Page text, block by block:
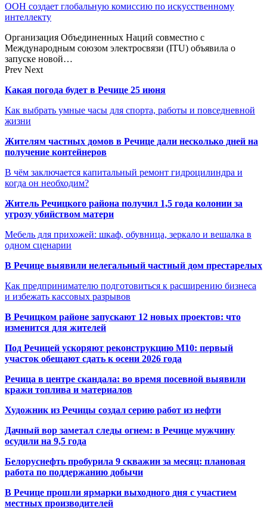
ООН создает глобальную комиссию по искусственному
интеллекту
Организация Объединенных Наций совместно с
Международным союзом электросвязи (ITU) объявила о
запуске новой…
Prev Next
Какая погода будет в Речице 25 июня
Как выбрать умные часы для спорта, работы и повседневной
жизни
Жителям частных домов в Речице дали несколько дней на
получение контейнеров
В чём заключается капитальный ремонт гидроцилиндра и
когда он необходим?
Житель Речицкого района получил 1,5 года колонии за
угрозу убийством матери
Мебель для прихожей: шкаф, обувница, зеркало и вешалка в
одном сценарии
В Речице выявили нелегальный частный дом престарелых
Как предпринимателю подготовиться к расширению бизнеса
и избежать кассовых разрывов
В Речицком районе запускают 12 новых проектов: что
изменится для жителей
Под Речицей ускоряют реконструкцию М10: первый
участок обещают сдать к осени 2026 года
Речица в центре скандала: во время посевной выявили
кражи топлива и материалов
Художник из Речицы создал серию работ из нефти
Дачный вор заметал следы огнем: в Речице мужчину
осудили на 9,5 года
Белоруснефть пробурила 9 скважин за месяц: плановая
работа по поддержанию добычи
В Речице прошли ярмарки выходного дня с участием
местных производителей